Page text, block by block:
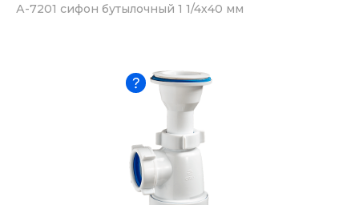
А-7201 cифон бутылочный 1 1/4х40 мм